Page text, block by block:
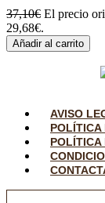
37,10€ El precio
29,68€.
Añadir al carrito
AVISO
POLÍTICA
POLÍTICA